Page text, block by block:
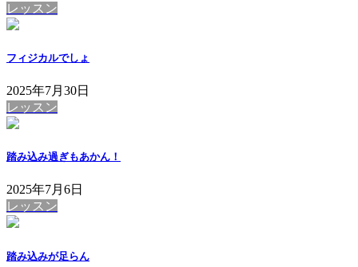
レッスン
フィジカルでしょ
2025年7月30日
レッスン
踏み込み過ぎもあかん！
2025年7月6日
レッスン
踏み込みが足らん